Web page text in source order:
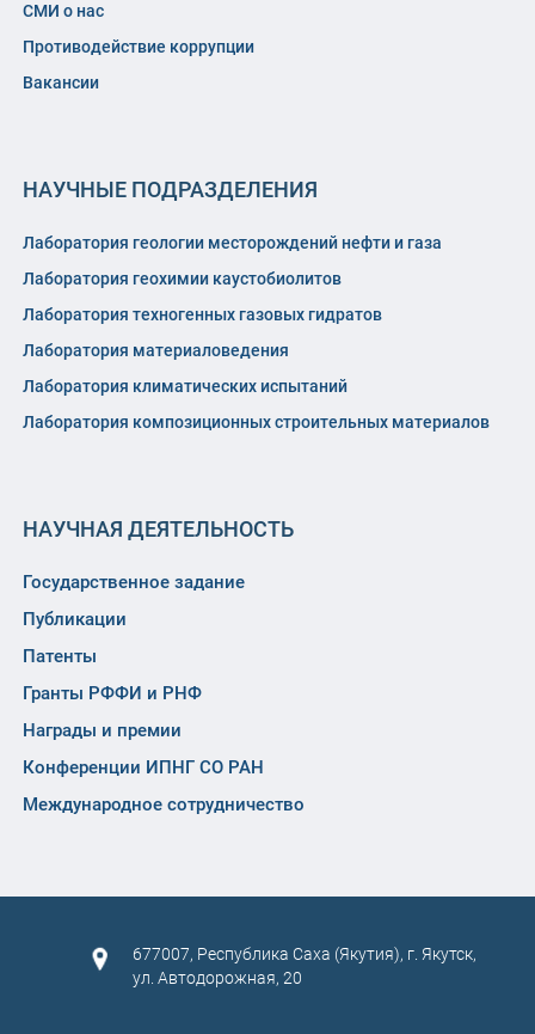
СМИ о нас
Противодействие коррупции
Вакансии
НАУЧНЫЕ ПОДРАЗДЕЛЕНИЯ
Лаборатория геологии месторождений нефти и газа
Лаборатория геохимии каустобиолитов
Лаборатория техногенных газовых гидратов
Лаборатория материаловедения
Лаборатория климатических испытаний
Лаборатория композиционных строительных материалов
НАУЧНАЯ ДЕЯТЕЛЬНОСТЬ
Государственное задание
Публикации
Патенты
Гранты РФФИ и РНФ
Награды и премии
Конференции ИПНГ СО РАН
Международное сотрудничество
677007, Республика Саха (Якутия), г. Якутск,
ул. Автодорожная, 20